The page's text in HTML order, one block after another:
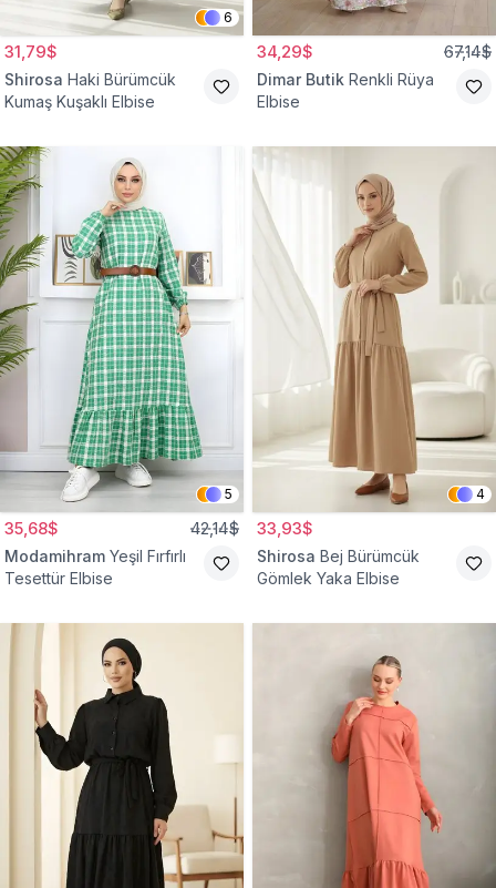
6
31,79$
Shirosa Haki Bürümcük
Kumaş Kuşaklı Elbise
34,29$ 67,14$
Dimar Butik Renkli Rüya
Elbise
5
35,68$ 42,14$
Modamihram Yeşil Fırfırlı
Tesettür Elbise
4
33,93$
Shirosa Bej Bürümcük
Gömlek Yaka Elbise